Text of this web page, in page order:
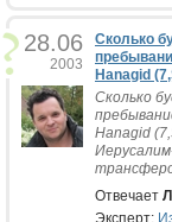
28.06
2003
Сколько
Hanagid
Сколько
Hanagid
Отвечает
Эксперт: